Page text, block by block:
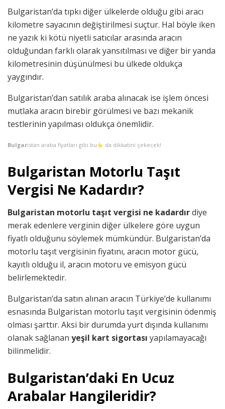
Bulgaristan’da tıpkı diğer ülkelerde olduğu gibi aracı
kilometre sayacının değiştirilmesi suçtur. Hal böyle iken
ne yazık ki kötü niyetli satıcılar arasında aracın
olduğundan farklı olarak yansıtılması ve diğer bir yanda
kilometresinin düşünülmesi bu ülkede oldukça
yaygındır.
Bulgaristan’dan satılık araba alınacak ise işlem öncesi
mutlaka aracın birebir görülmesi ve bazı mekanik
testlerinin yapılması oldukça önemlidir.
Bulgaristan araba fiyatları gibi bu da dikkatini çekecek!
Bulgaristan Motorlu Taşıt
Vergisi Ne Kadardır?
Bulgaristan motorlu taşıt vergisi ne kadardırdiye
merak edenlere verginin diğer ülkelere göre uygun
fiyatlı olduğunu söylemek mümkündür. Bulgaristan’da
motorlu taşıt vergisinin fiyatını, aracın motor gücü,
kayıtlı olduğu il, aracın motoru ve emisyon gücü
belirlemektedir.
Bulgaristan’da satın alınan aracın Türkiye’de kullanımı
esnasında Bulgaristan motorlu taşıt vergisinin ödenmiş
olması şarttır. Aksi bir durumda yurt dışında kullanımı
olanak sağlanan yeşil kart sigortası yapılamayacağı
bilinmelidir.
Bulgaristan’daki En Ucuz
Arabalar Hangileridir?